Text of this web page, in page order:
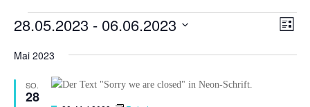
Veranstaltungen Liste
28.05.2023 - 06.06.2023
wählen.
Mai 2023
SO.
28